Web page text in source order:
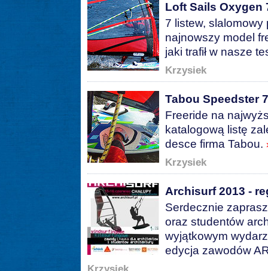
Loft Sails Oxygen
7 listew,
najnowszy model
jaki trafił w nasze
Krzysiek
Tabou Speedster
Freeride na
katalogową listę
desce firma Tabou.
Krzysiek
Archisurf 2013 -
Serdecznie
oraz studentów
wyjątkowym
edycja zawodów